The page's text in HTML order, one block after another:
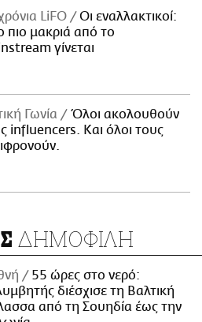
LiFO
Οι εναλλακτικοί:
πιο μακριά από το
γίνεται
Γωνία
Όλοι ακολουθούν
influencers. Και όλοι τους
ΔΗΜΟΦΙΛΗ
55 ώρες στο νερό:
διέσχισε τη Βαλτική
από τη Σουηδία έως την